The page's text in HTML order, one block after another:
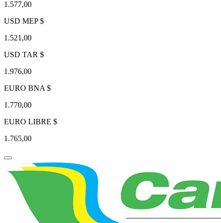
1.577,00
USD MEP $
1.521,00
USD TAR $
1.976,00
EURO BNA $
1.770,00
EURO LIBRE $
1.765,00